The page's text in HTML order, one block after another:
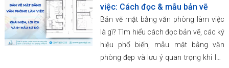
việc: Cách đọc & mẫu bản vẽ
Bản vẽ mặt bằng văn phòng làm việc
là gì? Tìm hiểu cách đọc bản vẽ, các ký
hiệu phổ biến, mẫu mặt bằng văn
phòng đẹp và lưu ý quan trọng khi lựa